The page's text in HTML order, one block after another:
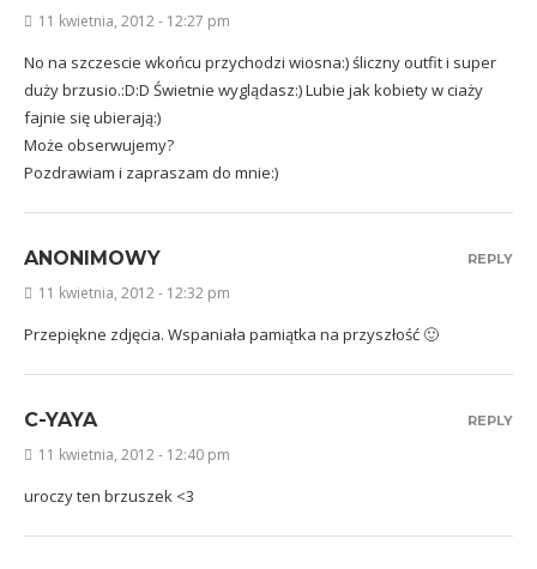
11 kwietnia, 2012 - 12:27 pm
No na szczescie wkońcu przychodzi wiosna:) śliczny outfit i super
duży brzusio.:D:D Świetnie wyglądasz:) Lubie jak kobiety w ciaży
fajnie się ubierają:)
Może obserwujemy?
Pozdrawiam i zapraszam do mnie:)
ANONIMOWY
11 kwietnia, 2012 - 12:32 pm
Przepiękne zdjęcia. Wspaniała pamiątka na przyszłość 🙂
REPLY
C-YAYA
11 kwietnia, 2012 - 12:40 pm
uroczy ten brzuszek <3
REPLY